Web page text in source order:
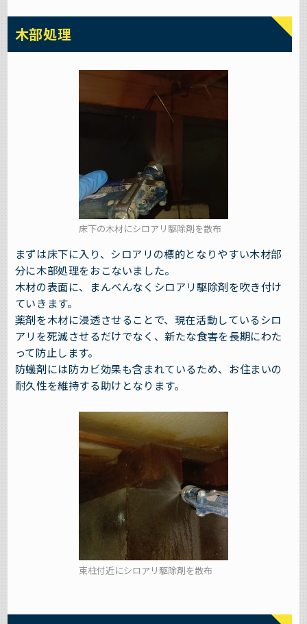
木部処理
床下の木材にシロアリ駆除剤を散布
まずは床下に入り、シロアリの標的となりやすい木材部
分に木部処理をおこないました。
木材の表面に、まんべんなくシロアリ駆除剤を吹き付け
ていきます。
薬剤を木材に浸透させることで、現在活動しているシロ
アリを死滅させるだけでなく、新たな食害を長期にわた
って防止します。
防蟻剤には防カビ効果も含まれているため、お住まいの
耐久性を維持する助けとなります。
束柱付近にシロアリ駆除剤を散布